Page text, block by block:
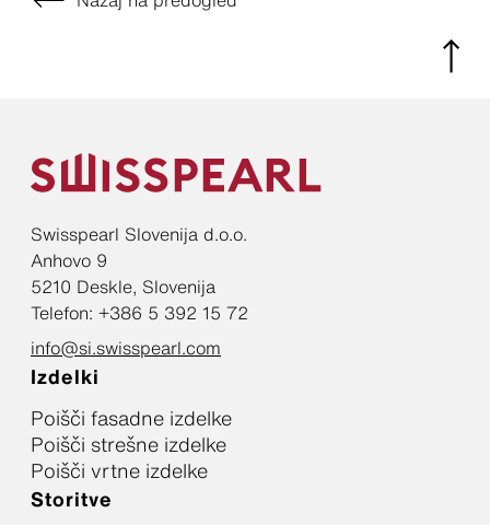
Swisspearl Slovenija d.o.o.
Anhovo 9
5210 Deskle, Slovenija
Telefon: +386 5 392 15 72
info@si.swisspearl.com
Izdelki
Poišči fasadne izdelke
Poišči strešne izdelke
Poišči vrtne izdelke
Storitve